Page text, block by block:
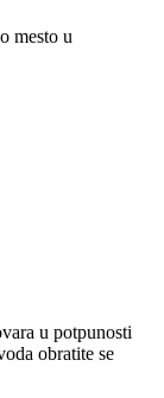
mesto u
u potpunosti
obratite se